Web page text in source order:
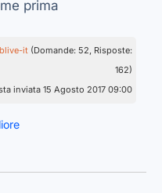
prima
it (Domande: 52, Risposte:
162)
inviata 15 Agosto 2017 09:00